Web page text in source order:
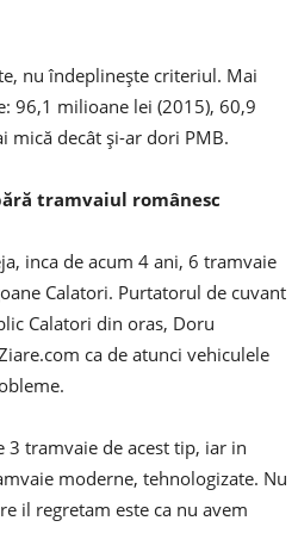
nu îndeplinește criteriul. Mai
96,1 milioane lei (2015), 60,9
mică decât și-ar dori PMB.
tramvaiul românesc
inca de acum 4 ani, 6 tramvaie
Calatori. Purtatorul de cuvant
Calatori din oras, Doru
ca de atunci vehiculele
3 tramvaie de acest tip, iar in
moderne, tehnologizate. Nu
il regretam este ca nu avem